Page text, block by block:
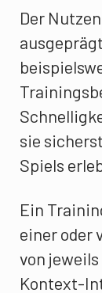
Der
sie
Spiels
Ein
einer oder
von
Kontext-